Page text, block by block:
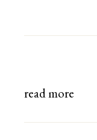
read more